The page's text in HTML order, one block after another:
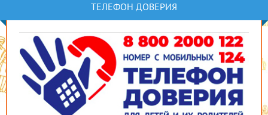
ТЕЛЕФОН ДОВЕРИЯ